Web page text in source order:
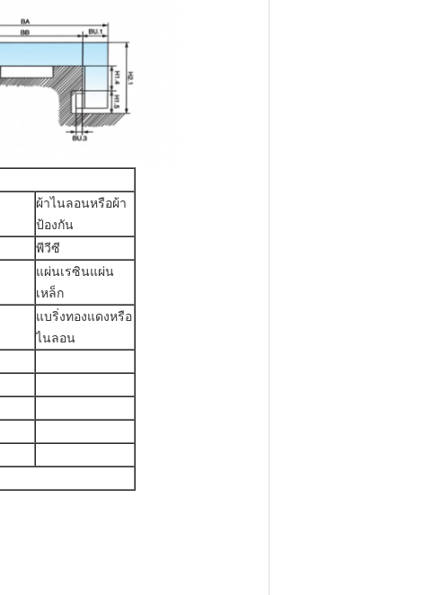
ผ้าไนลอนหรือผ้า
ป้องกัน
พีวีซี
แผ่นเรซินแผ่น
เหล็ก
แบริ่งทองแดงหรือ
ไนลอน